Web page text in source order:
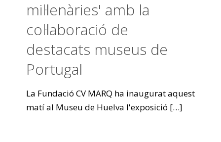
mil·lenàries' amb la
col·laboració de
destacats museus de
Portugal
La Fundació CV MARQ ha inaugurat aquest
matí al Museu de Huelva l'exposició […]